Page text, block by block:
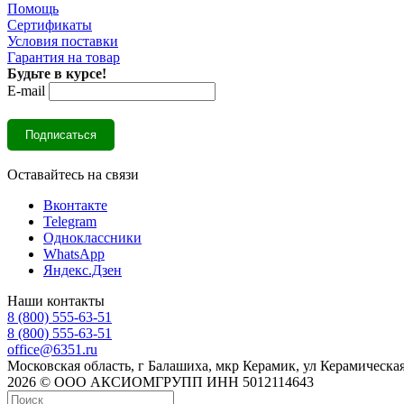
Помощь
Сертификаты
Условия поставки
Гарантия на товар
Будьте в курсе!
E-mail
Оставайтесь на связи
Вконтакте
Telegram
Одноклассники
WhatsApp
Яндекс.Дзен
Наши контакты
8 (800) 555-63-51
8 (800) 555-63-51
office@6351.ru
Московская область, г Балашиха, мкр Керамик, ул
2026 © ООО АКСИОМГРУПП ИНН 5012114643